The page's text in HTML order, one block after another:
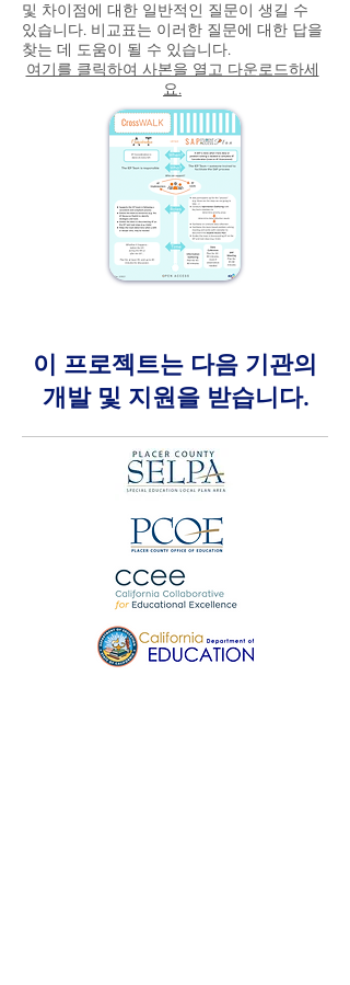
및 차이점에 대한 일반적인 질문이 생길 수
있습니다. 비교표는 이러한 질문에 대한 답을
찾는 데 도움이 될 수 있습니다.
여기를 클릭하여 사본을 열고 다운로드하세
요.
이 프로젝트는 다음 기관의
개발 및 지원을 받습니다.